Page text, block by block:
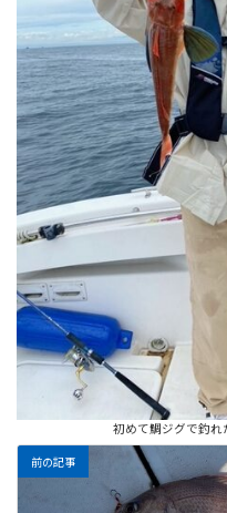
初めて鯛ジグで釣れ
前の記事